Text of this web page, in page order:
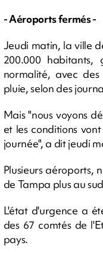
- Aéroports fermés -
Jeudi matin, la ville
200.000
normalité, avec
pluie, selon des
Mais "nous voyons
et les conditions
journée", a dit jeudi
Plusieurs aéroports,
de Tampa plus au
L'état d'urgence a
des 67 comtés de
pays.